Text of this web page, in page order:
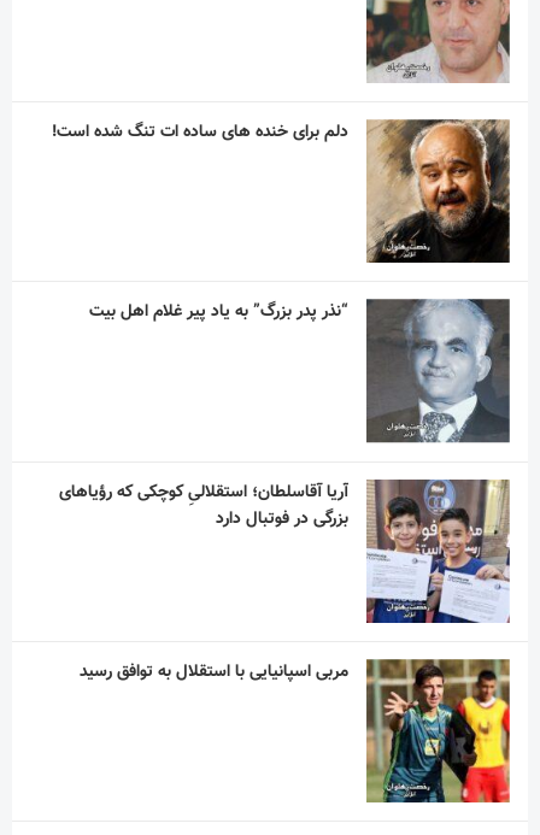
دلم برای خنده های ساده ات تنگ شده است!
“نذر پدر بزرگ” به یاد پیر غلام اهل بیت
آریا آقاسلطان؛ استقلالیِ کوچکی که رؤیاهای
بزرگی در فوتبال دارد
مربی اسپانیایی با استقلال به توافق رسید